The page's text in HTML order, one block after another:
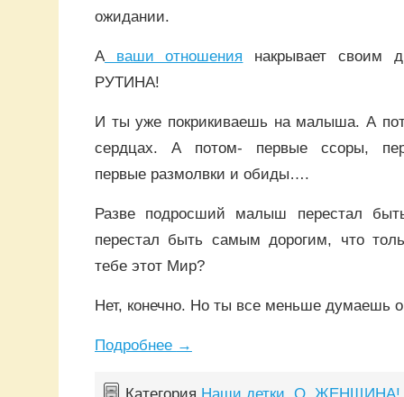
ожидании.
Аваши отношения накрывает своим
РУТИНА!
И ты уже покрикиваешь на малыша. А
сердцах. А потом- первые ссоры,
первые размолвки и обиды….
Разве подросший малыш перестал
перестал быть самым дорогим, что
тебе этот Мир?
Нет, конечно. Но ты все меньше думаешь
Подробнее →
Категория Наши детки О, ЖЕНЩИНА!